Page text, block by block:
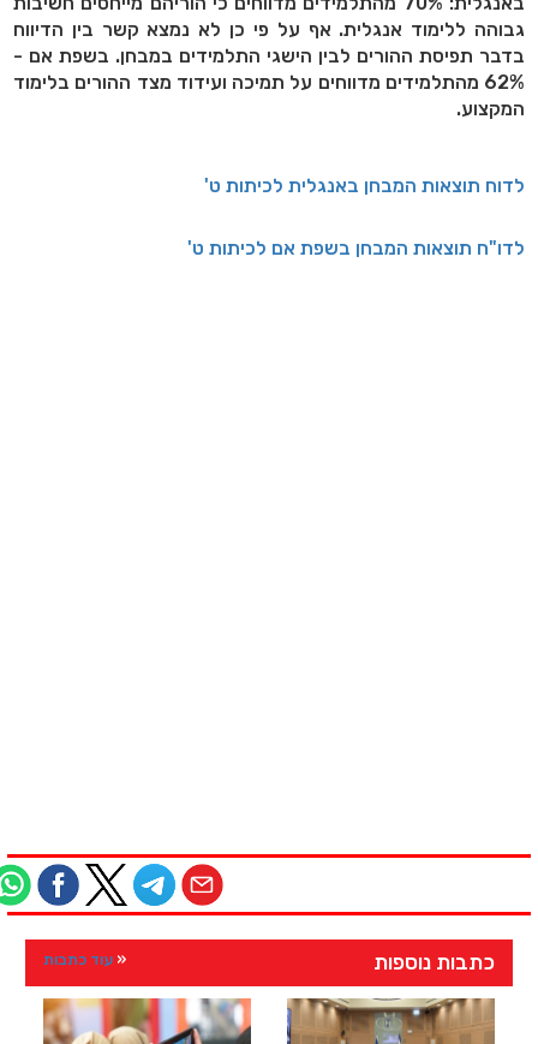
גבוהה ללימוד אנגלית. אף על פי כן לא נמצא קשר בין הדיווח
בדבר תפיסת ההורים לבין הישגי התלמידים במבחן. בשפת אם -
62% מהתלמידים מדווחים על תמיכה ועידוד מצד ההורים בלימוד
המקצוע.
לדוח תוצאות המבחן באנגלית לכיתות ט'
לדו"ח תוצאות המבחן בשפת אם לכיתות ט'
כתבות נוספות עוד כתבות